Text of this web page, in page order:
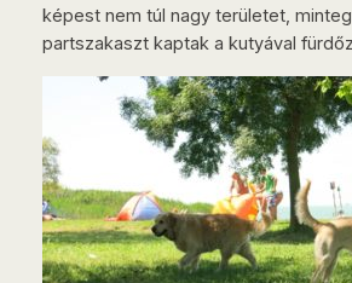
képest nem túl nagy területet,
partszakaszt kaptak a kutyával